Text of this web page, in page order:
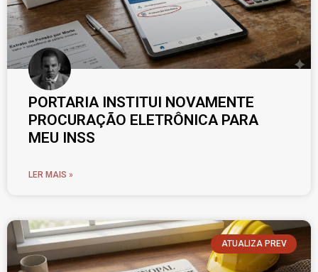
PORTARIA INSTITUI NOVAMENTE
PROCURAÇÃO ELETRÔNICA PARA
MEU INSS
LER MAIS »
ATUALIZA PREV